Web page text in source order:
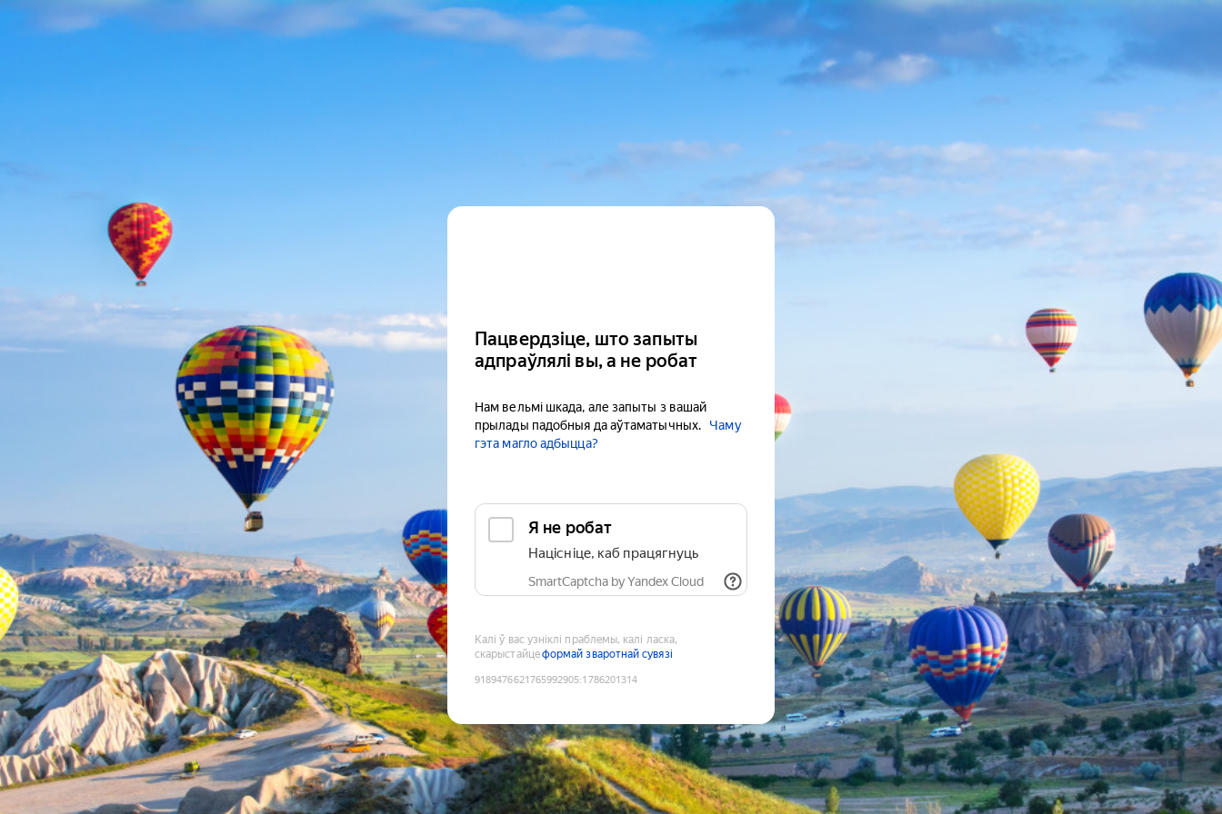
Пацвердзіце, што запыты
адпраўлялі вы, а не робат
Нам вельмі шкада, але запыты з вашай
прылады падобныя да аўтаматычных.
Чаму
гэта магло адбыцца?
Я не робат
Націсніце, каб працягнуць
SmartCaptcha by Yandex Cloud
Калі ў вас узніклі праблемы, калі ласка,
скарыстайцеформай зваротнай сувязі
9189476621765992905:1786201314